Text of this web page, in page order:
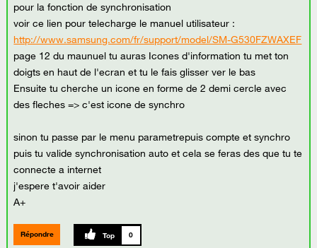
pour la fonction de synchronisation
voir ce lien pour telecharge le manuel utilisateur :
http://www.samsung.com/fr/support/model/SM-G530FZWAXEF
page 12 du maunuel tu auras Icones d'information tu met ton
doigts en haut de l'ecran et tu le fais glisser ver le bas
Ensuite tu cherche un icone en forme de 2 demi cercle avec
des fleches => c'est icone de synchro
sinon tu passe par le menu parametrepuis compte et synchro
puis tu valide synchronisation auto et cela se feras des que tu te
connecte a internet
j'espere t'avoir aider
A+
Répondre 0